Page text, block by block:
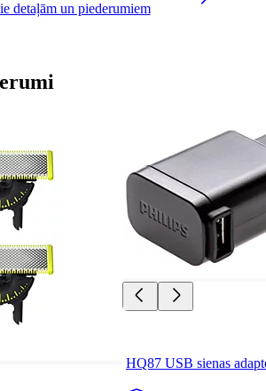
detaļām un piederumiem
HQ87 USB sienas